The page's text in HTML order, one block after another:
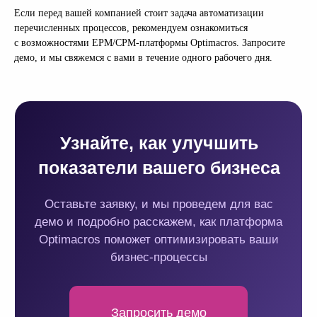
Если перед вашей компанией стоит задача автоматизации
перечисленных процессов, рекомендуем ознакомиться
с возможностями EPM/CPM-платформы Optimacros. Запросите
демо, и мы свяжемся с вами в течение одного рабочего дня.